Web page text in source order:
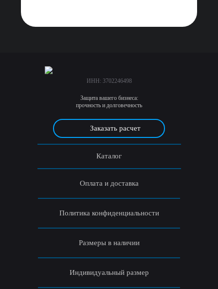
ИНН: 3702246498
Защита вашего бизнеса:
прочность и долговечность
Заказать расчет
Каталог
Оплата и доставка
Политика конфиденциальности
Размеры в наличии
Индивидуальный размер